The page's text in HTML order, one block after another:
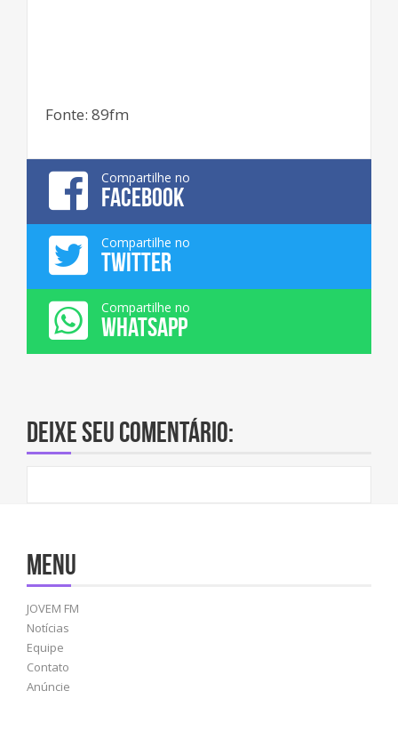
Fonte: 89fm
Compartilhe no
FACEBOOK
Compartilhe no
TWITTER
Compartilhe no
WHATSAPP
Deixe seu comentário:
Menu
JOVEM FM
Notícias
Equipe
Contato
Anúncie